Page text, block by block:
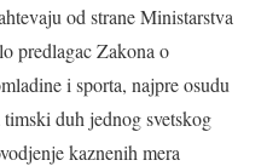
od strane Ministarstva
predlagac Zakona o
i sporta, najpre osudu
duh jednog svetskog
kaznenih mera